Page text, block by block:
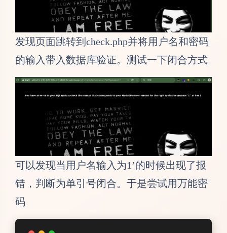
发现页面跳转到check.php并将用户名和密码
的输入带入数据库验证。测试一下闭合方式
可以发现当用户名输入为1’的时候出现了报
错，判断为单引号闭合。于是尝试用万能密
码